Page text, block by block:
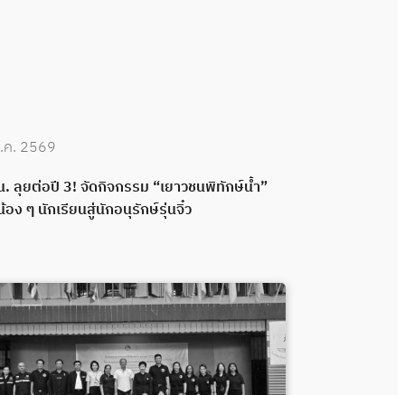
. 2569
ลุยต่อปี 3! จัดกิจกรรม “เยาวชนพิทักษ์น้ำ”
อง ๆ นักเรียนสู่นักอนุรักษ์รุ่นจิ๋ว